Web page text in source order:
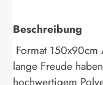
Beschreibung
Format
lange Freude